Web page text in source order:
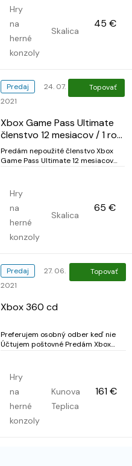
zdarma = 7 mesiacov Ultimate +++
Xbox Game Pass Ultimate 6
mesiacov Vám zabezpečí 6
mesačné predplatné na - Game
Pass pre...
Hry
na
herné
konzoly
Skalica
45 €
Predaj
24. 07.
2021
Topovať
Xbox Game Pass Ultimate
členstvo 12 mesiacov / 1 rok
/ PC win 10
Predám nepoužité členstvo Xbox
Game Pass Ultimate 12 mesiacov
mesiac Zdarma = 13 mesiacov
Ultimate +++ Xbox Game Pass
Ultimate 12 mesiacov Vám
zabezpečí 12 mesačné predplatné
na - Game Pass...
Hry
na
herné
konzoly
Skalica
65 €
Predaj
27. 06.
2021
Topovať
Xbox 360 cd
Preferujem osobný odber keď nie
Účtujem poštovné Predám Xbox
Marvel Avengers 14€ 4. F1 2012 10€
5. NHL 08 9€ 6. Assassin's Creed
Brotherhood 10€ 7. Battlefield 4 9€
8. C...
Hry
na
herné
konzoly
Kunova
Teplica
161 €